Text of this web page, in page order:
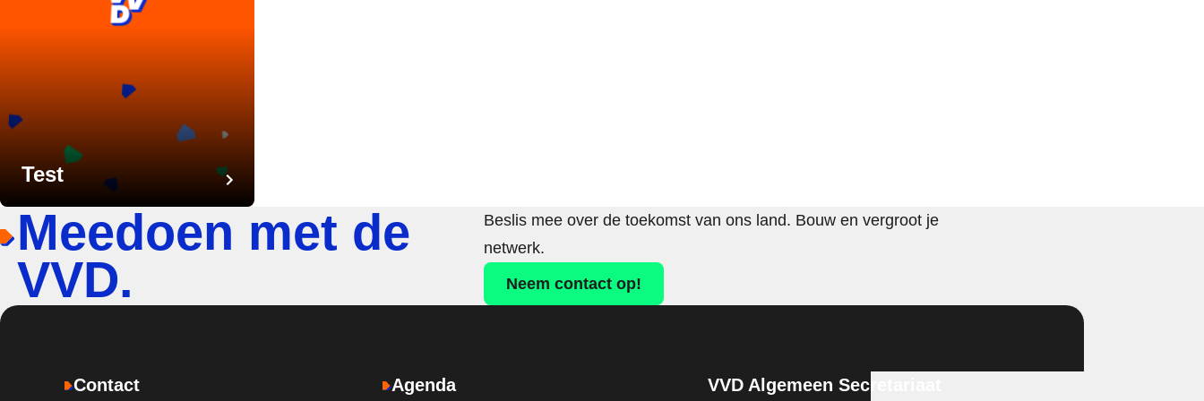
Test
Meedoen met de
VVD.
Beslis mee over de toekomst van ons land. Bouw en vergroot je
netwerk.
Neem contact op!
Contact Agenda VVD Algemeen Secretariaat